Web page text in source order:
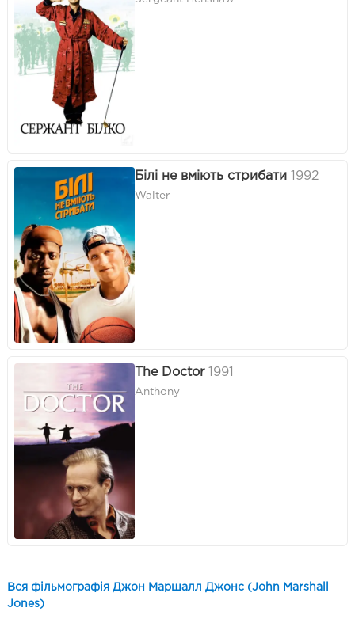
Білі не вміють стрибати 1992
Walter
The Doctor 1991
Anthony
Вся фільмографія Джон Маршалл Джонс (John Marshall
Jones)